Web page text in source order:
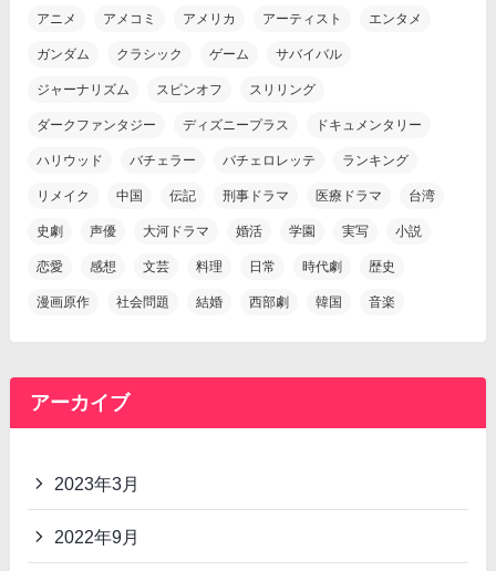
アニメ アメコミ アメリカ アーティスト エンタメ
ガンダム クラシック ゲーム サバイバル
ジャーナリズム スピンオフ スリリング
ダークファンタジー ディズニープラス ドキュメンタリー
ハリウッド バチェラー バチェロレッテ ランキング
リメイク 中国 伝記 刑事ドラマ 医療ドラマ 台湾
史劇 声優 大河ドラマ 婚活 学園 実写 小説
恋愛 感想 文芸 料理 日常 時代劇 歴史
漫画原作 社会問題 結婚 西部劇 韓国 音楽
アーカイブ
2023年3月
2022年9月